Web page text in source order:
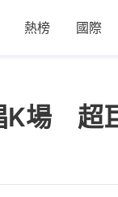
熱榜 國際
場 超